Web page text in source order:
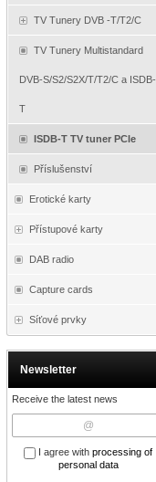
TV Tunery DVB -T/T2/C
TV Tunery Multistandard
DVB-S/S2/S2X/T/T2/C a ISDB-
T
ISDB-T TV tuner PCIe
Příslušenství
Erotické karty
Přístupové karty
DAB radio
Capture cards
Síťové prvky
Newsletter
Receive the latest news
I agree withprocessing of
personal data